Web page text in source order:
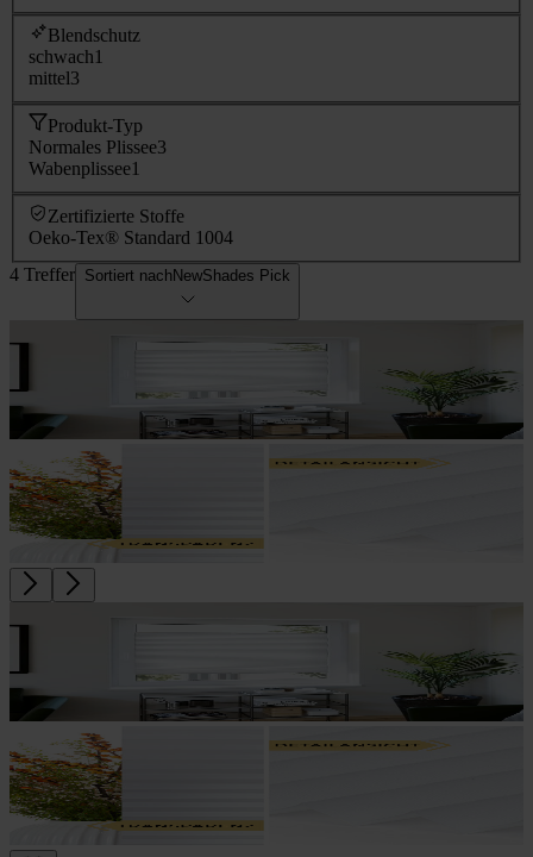
Blendschutz
schwach1
mittel3
Produkt-Typ
Normales Plissee3
Wabenplissee1
Zertifizierte Stoffe
Oeko-Tex® Standard 1004
4 Treffer Sortiert nachNewShades Pick